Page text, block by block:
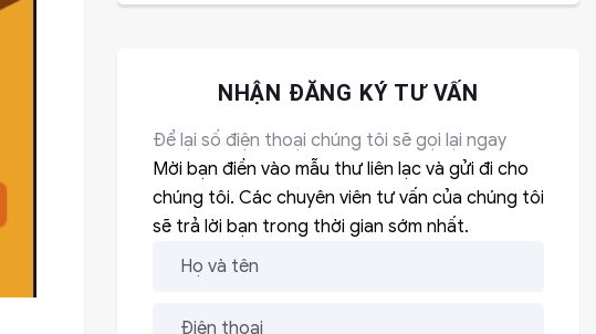
NHẬN ĐĂNG KÝ TƯ VẤN
Để lại số điện thoại chúng tôi sẽ gọi lại ngay
Mời bạn điền vào mẫu thư liên lạc và gửi đi cho
chúng tôi. Các chuyên viên tư vấn của chúng tôi
sẽ trả lời bạn trong thời gian sớm nhất.